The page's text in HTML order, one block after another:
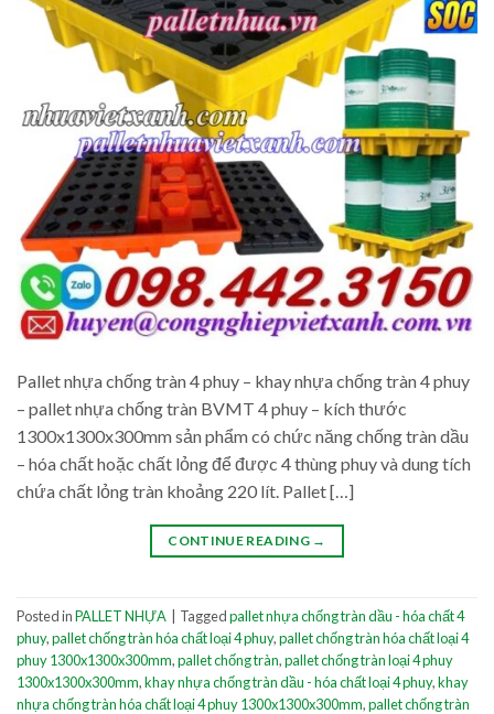
Pallet nhựa chống tràn 4 phuy – khay nhựa chống tràn 4 phuy
– pallet nhựa chống tràn BVMT 4 phuy – kích thước
1300x1300x300mm sản phẩm có chức năng chống tràn dầu
– hóa chất hoặc chất lỏng để được 4 thùng phuy và dung tích
chứa chất lỏng tràn khoảng 220 lít. Pallet […]
CONTINUE READING →
Posted inPALLET NHỰA Taggedpallet nhựa chống tràn dầu - hóa chất 4
phuy,pallet chống tràn hóa chất loại 4 phuy,pallet chống tràn hóa chất loại 4
phuy 1300x1300x300mm,pallet chống tràn,pallet chống tràn loại 4 phuy
1300x1300x300mm,khay nhựa chống tràn dầu - hóa chất loại 4 phuy,khay
nhựa chống tràn hóa chất loại 4 phuy 1300x1300x300mm,pallet chống tràn